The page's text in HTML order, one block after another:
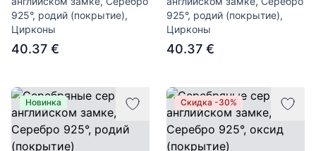
925°, родий (покрытие),
Цирконы
40.37 €
925°, родий (покрытие),
Цирконы
40.37 €
Новинка Скидка -30%